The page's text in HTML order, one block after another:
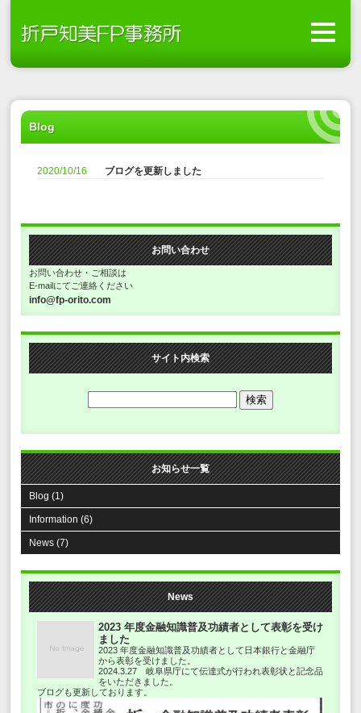
Blog
2020/10/16 ブログを更新しました
お問い合わせ
お問い合わせ・ご相談は
E-mailにてご連絡ください
info@fp-orito.com
サイト内検索
お知らせ一覧
Blog (1)
Information (6)
News (7)
News
2023 年度金融知識普及功績者として表彰を受け
ました
2023 年度金融知識普及功績者として日本銀行と金融庁
から表彰を受けました。
2024.3.27 岐阜県庁にて伝達式が行われ表彰状と記念品
をいただきました。
ブログも更新しております。